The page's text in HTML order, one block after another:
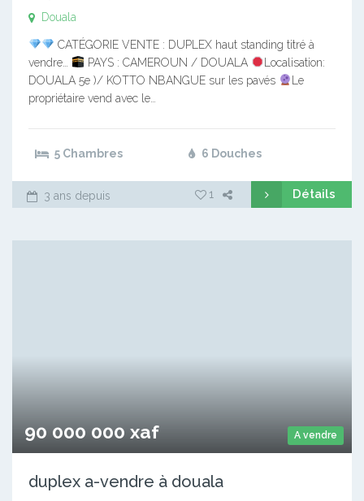
Douala
CATÉGORIE VENTE : DUPLEX haut standing titré à
vendre…
PAYS : CAMEROUN / DOUALA
Localisation:
DOUALA 5e )/ KOTTO NBANGUE sur les pavés
Le
propriétaire vend avec le…
5 Chambres 6 Douches
3 ans depuis 1 Détails
A vendre
90 000 000 xaf
duplex a-vendre à douala